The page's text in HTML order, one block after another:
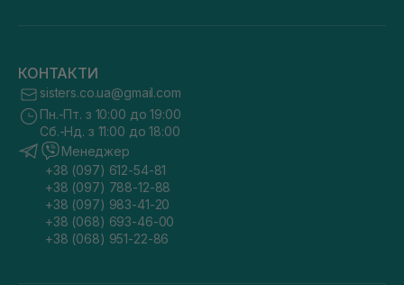
КОНТАКТИ
sisters.co.ua@gmail.com
Пн.-Пт. з 10:00 до 19:00
Сб.-Нд. з 11:00 до 18:00
Менеджер
+38 (097) 612-54-81
+38 (097) 788-12-88
+38 (097) 983-41-20
+38 (068) 693-46-00
+38 (068) 951-22-86